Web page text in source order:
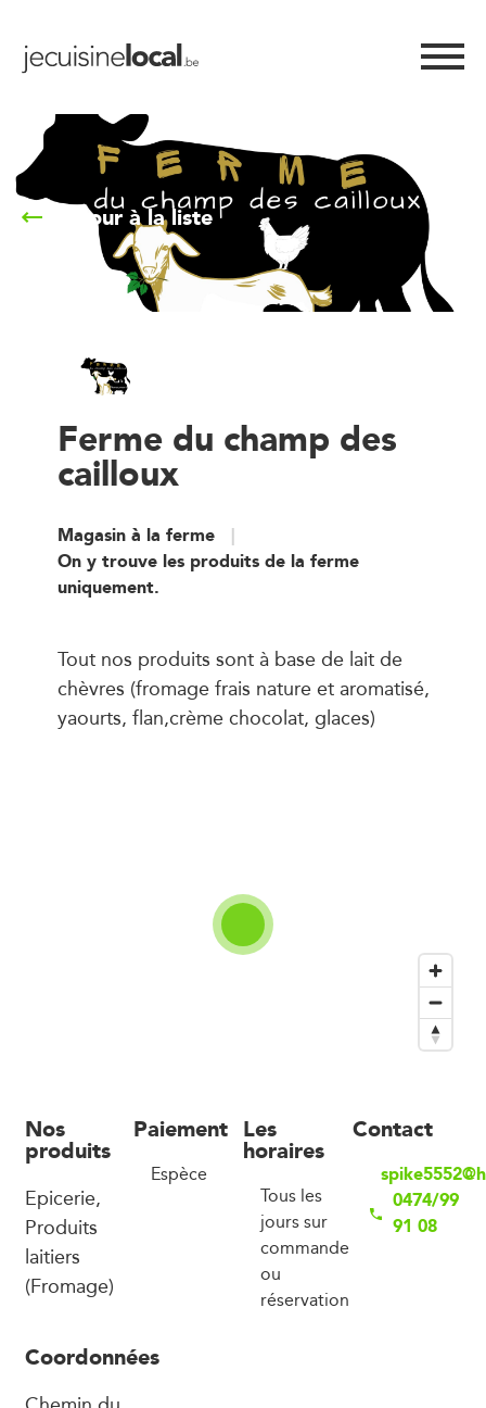
Retour à la liste
Ferme du champ des
cailloux
Magasin à la ferme
On y trouve les produits de la ferme
uniquement.
Tout nos produits sont à base de lait de
chèvres (fromage frais nature et aromatisé,
yaourts, flan,crème chocolat, glaces)
Nos
produits
Epicerie,
Produits
laitiers
(Fromage)
Paiement
Espèce
Les
horaires
Tous les
jours sur
commande
ou
réservation
Contact
0474/99
91 08
Coordonnées